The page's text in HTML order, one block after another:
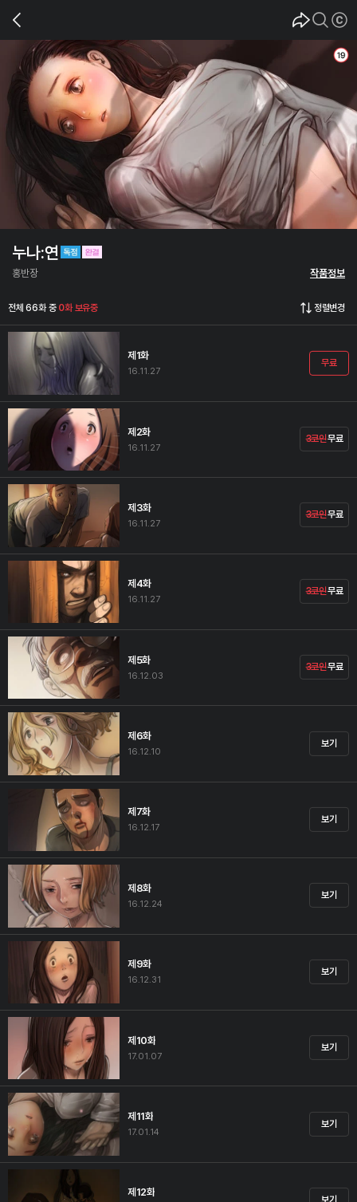
누나:연
홍반장 작품정보
전체 66화 중 0화 보유중 정렬변경
제1화
16.11.27
무료
제2화
16.11.27
3코인무료
제3화
16.11.27
3코인무료
제4화
16.11.27
3코인무료
제5화
16.12.03
3코인무료
제6화
16.12.10
보기
제7화
16.12.17
보기
제8화
16.12.24
보기
제9화
16.12.31
보기
제10화
17.01.07
보기
제11화
17.01.14
보기
제12화
보기